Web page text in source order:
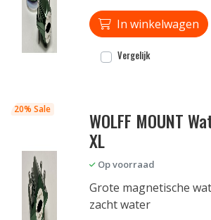
In winkelwagen
Vergelijk
20% Sale WOLFF MOUNT
XL
Op voorraad
Grote magnetische
zacht water